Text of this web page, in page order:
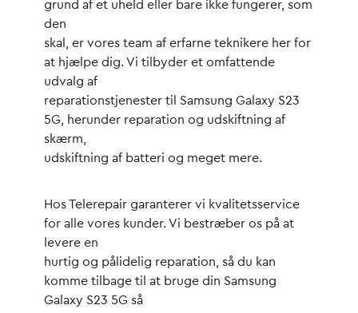
grund af et uheld eller bare ikke fungerer, som
den
skal, er vores team af erfarne teknikere her for
at hjælpe dig. Vi tilbyder et omfattende
udvalg af
reparationstjenester til Samsung Galaxy S23
5G, herunder reparation og udskiftning af
skærm,
udskiftning af batteri og meget mere.
Hos Telerepair garanterer vi kvalitetsservice
for alle vores kunder. Vi bestræber os på at
levere en
hurtig og pålidelig reparation, så du kan
komme tilbage til at bruge din Samsung
Galaxy S23 5G så